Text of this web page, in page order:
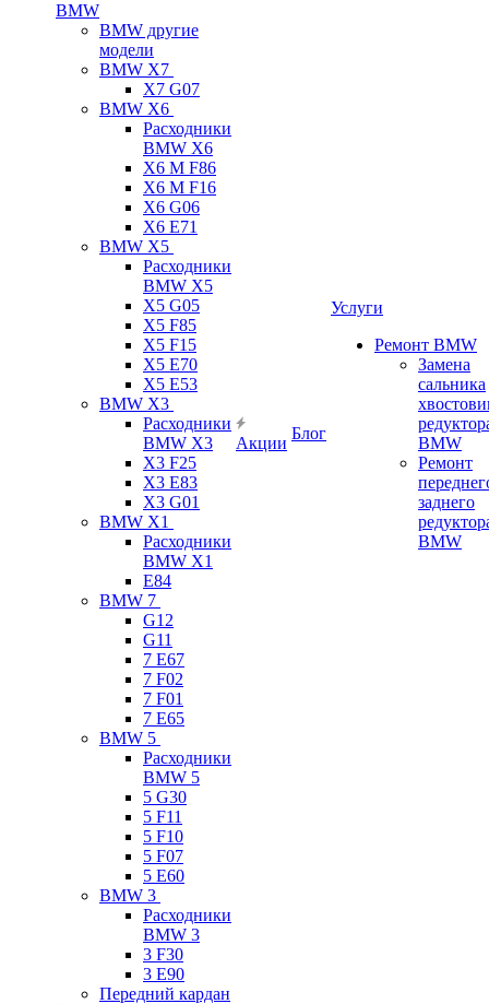
BMW
BMW другие
модели
BMW X7
X7 G07
BMW X6
Расходники
BMW X6
X6 M F86
X6 M F16
X6 G06
X6 E71
BMW X5
Расходники
BMW X5
X5 G05
X5 F85
X5 F15
X5 E70
X5 E53
BMW X3
Расходники
BMW X3
X3 F25
X3 E83
X3 G01
BMW X1
Расходники
BMW X1
E84
BMW 7
G12
G11
7 Е67
7 F02
7 F01
7 E65
BMW 5
Расходники
BMW 5
5 G30
5 F11
5 F10
5 F07
5 E60
BMW 3
Расходники
BMW 3
3 F30
3 E90
Передний кардан
Акции
Блог
Услуги
Ремонт BMW
Замена
сальника
BMW
Ремонт
заднего
BMW